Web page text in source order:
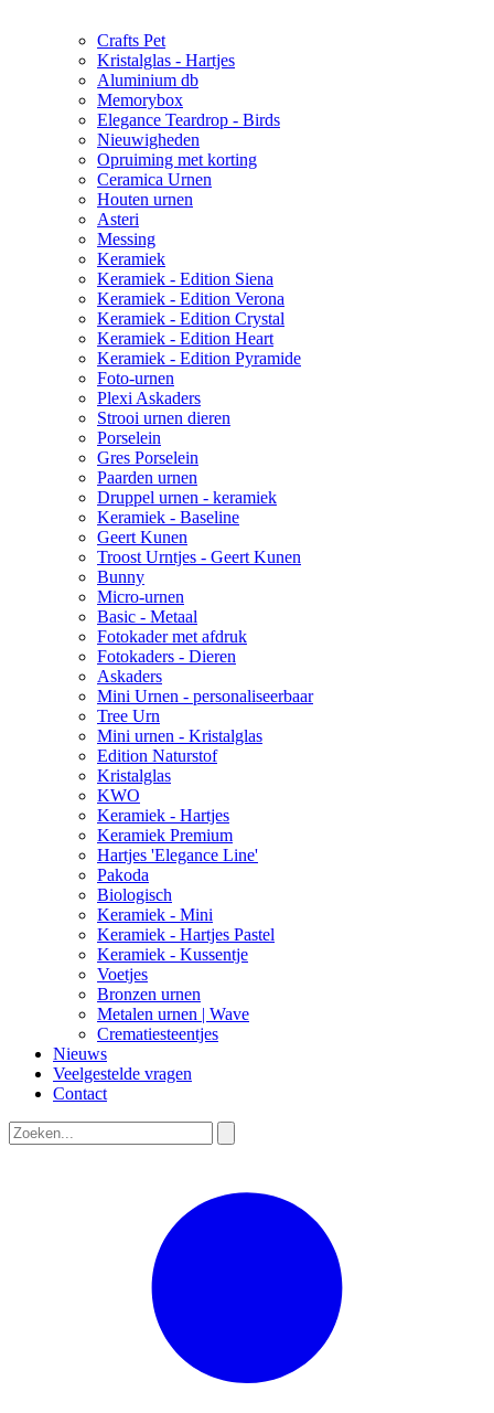
Crafts Pet
Kristalglas - Hartjes
Aluminium db
Memorybox
Elegance Teardrop - Birds
Nieuwigheden
Opruiming met korting
Ceramica Urnen
Houten urnen
Asteri
Messing
Keramiek
Keramiek - Edition Siena
Keramiek - Edition Verona
Keramiek - Edition Crystal
Keramiek - Edition Heart
Keramiek - Edition Pyramide
Foto-urnen
Plexi Askaders
Strooi urnen dieren
Porselein
Gres Porselein
Paarden urnen
Druppel urnen - keramiek
Keramiek - Baseline
Geert Kunen
Troost Urntjes - Geert Kunen
Bunny
Micro-urnen
Basic - Metaal
Fotokader met afdruk
Fotokaders - Dieren
Askaders
Mini Urnen - personaliseerbaar
Tree Urn
Mini urnen - Kristalglas
Edition Naturstof
Kristalglas
KWO
Keramiek - Hartjes
Keramiek Premium
Hartjes 'Elegance Line'
Pakoda
Biologisch
Keramiek - Mini
Keramiek - Hartjes Pastel
Keramiek - Kussentje
Voetjes
Bronzen urnen
Metalen urnen | Wave
Crematiesteentjes
Nieuws
Veelgestelde vragen
Contact